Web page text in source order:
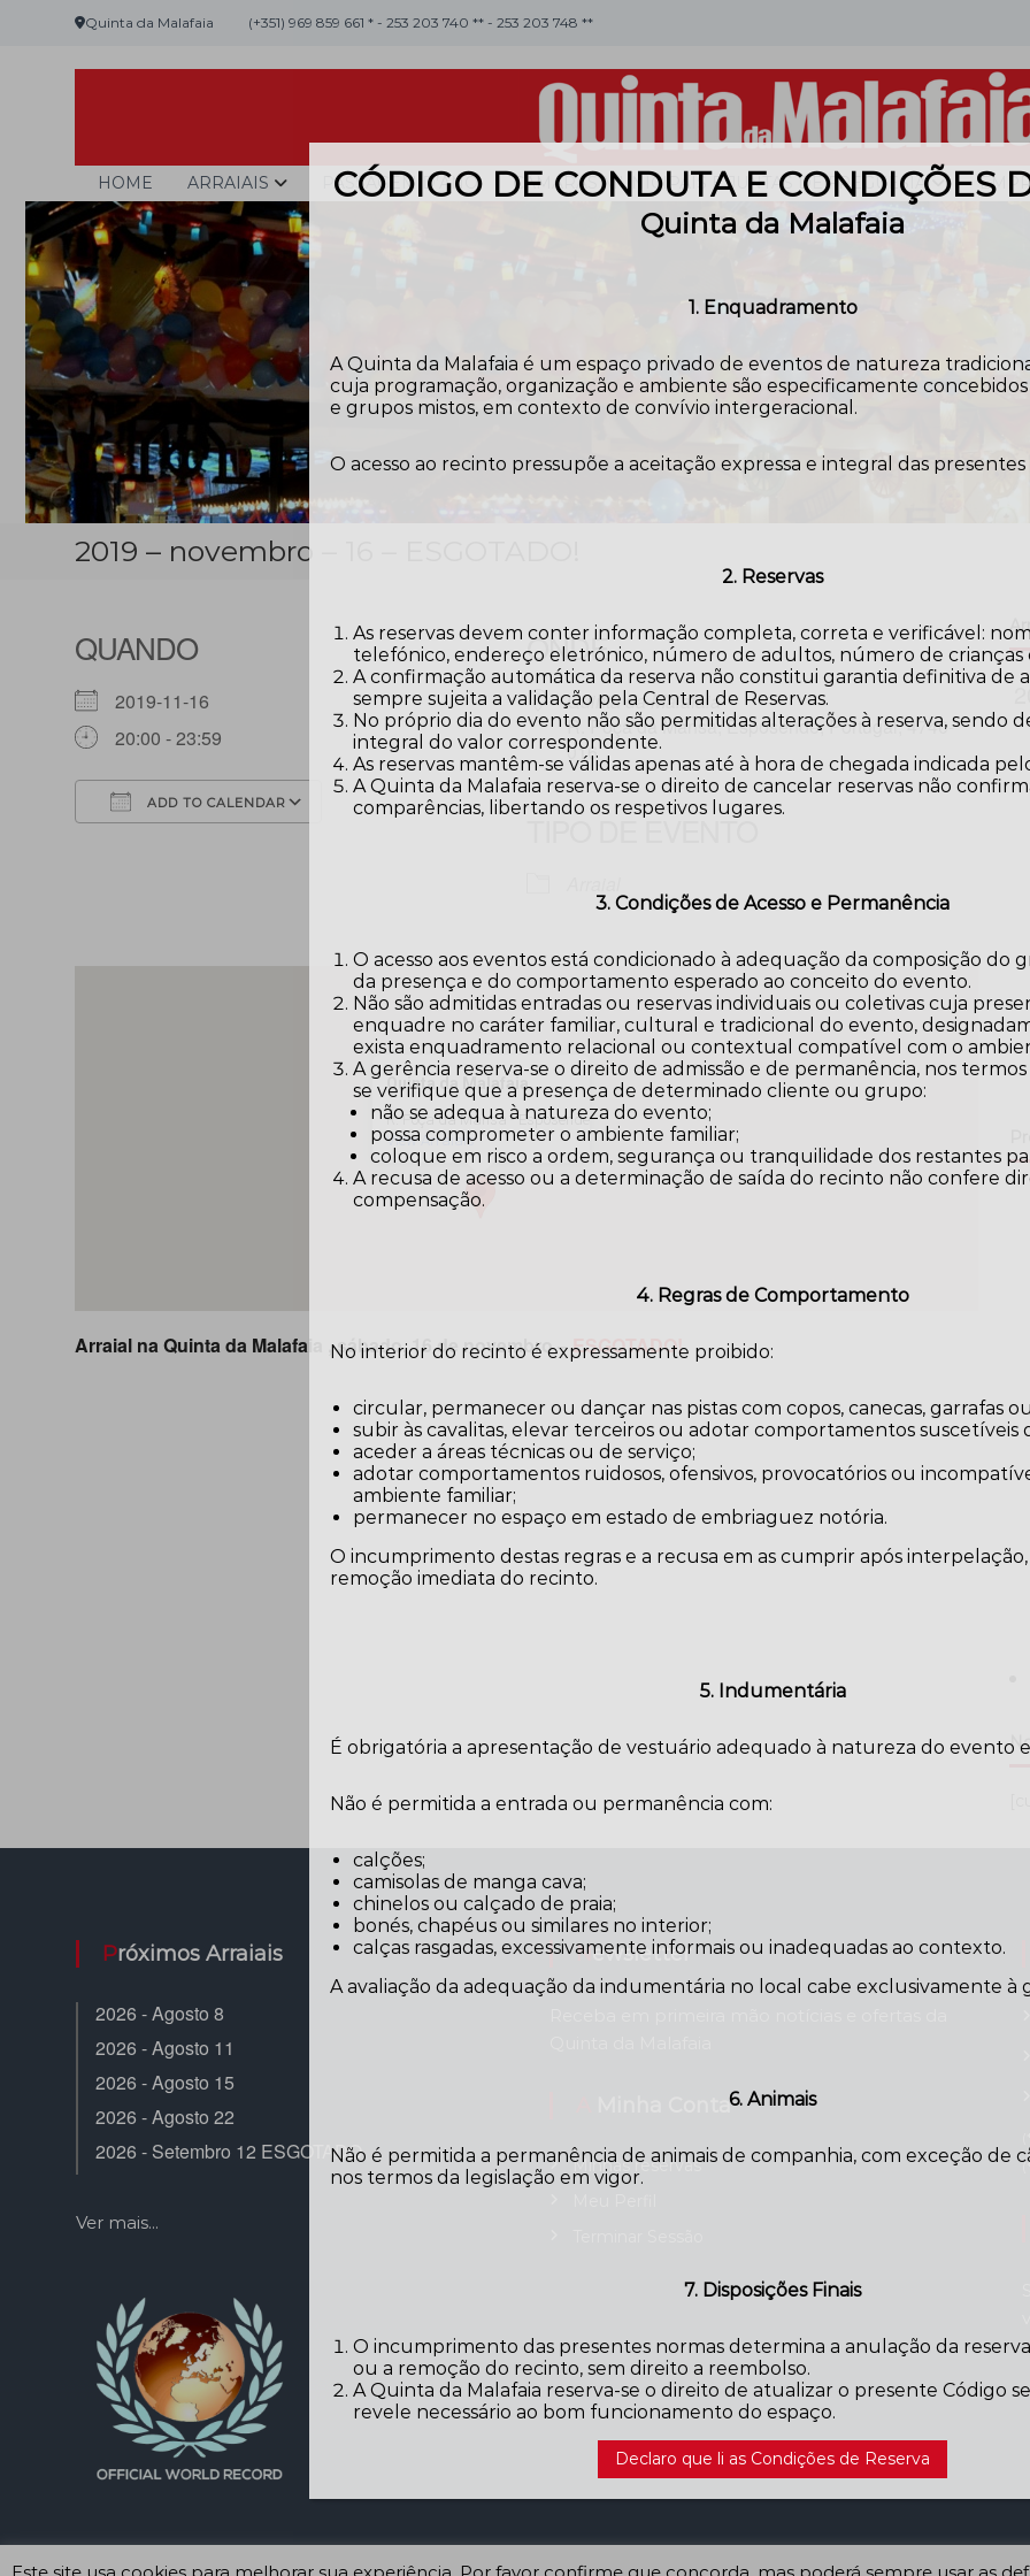
Quinta da Malafaia (+351) 969 859 661 * - 253 203 740 ** - 253 203 748 **
Malafaia
O
maior
arraial
minhoto
do
país
HOME ARRAIAIS PASSAGEM D’ANO CÂMARAS MUNICIPAIS E JUNTAS DE FREGUESIA
2019 – novembro – 16 – ESGOTADO!
QUANDO
2019-11-16
20:00 - 23:59
ADD TO CALENDAR
ONDE
Quinta da Malafaia
R. Poça da Mansa, Esposende, Portugal, 4740-
016
TIPO DE EVENTO
Quinta da Malafaia
R. Poça da Mansa - Esposende
View Arraiais
Arraial na Quinta da Malafaia , sábado, 16 de novembro –ESGOTADO!
Próximos Arraiais
2026 - Agosto 8
2026 - Agosto 11
2026 - Agosto 15
2026 - Agosto 22
2026 - Setembro 12 ESGOTADO
Ver mais...
Newsletter
A Minha Conta
Minhas reservas
CÓDIGO DE CONDUTA E CONDIÇÕES
Quinta da Malafaia
1. Enquadramento
A Quinta da Malafaia é um espaço privado de eventos de natureza
cuja programação, organização e ambiente são especificamente concebidos
e grupos mistos, em contexto de convívio intergeracional.
O acesso ao recinto pressupõe a aceitação expressa e integral das presentes
2. Reservas
As reservas devem conter informação completa, correta e verificável:
telefónico, endereço eletrónico, número de adultos, número de crianças
A confirmação automática da reserva não constitui garantia definitiva de
sempre sujeita a validação pela Central de Reservas.
No próprio dia do evento não são permitidas alterações à reserva, sendo
integral do valor correspondente.
As reservas mantêm-se válidas apenas até à hora de chegada indicada
A Quinta da Malafaia reserva-se o direito de cancelar reservas não
comparências, libertando os respetivos lugares.
3. Condições de Acesso e Permanência
O acesso aos eventos está condicionado à adequação da composição do
da presença e do comportamento esperado ao conceito do evento.
Não são admitidas entradas ou reservas individuais ou coletivas cuja
enquadre no caráter familiar, cultural e tradicional do evento,
exista enquadramento relacional ou contextual compatível com o
A gerência reserva-se o direito de admissão e de permanência, nos
se verifique que a presença de determinado cliente ou grupo:
não se adequa à natureza do evento;
possa comprometer o ambiente familiar;
coloque em risco a ordem, segurança ou tranquilidade dos restantes
A recusa de acesso ou a determinação de saída do recinto não confere
compensação.
4. Regras de Comportamento
No interior do recinto é expressamente proibido:
circular, permanecer ou dançar nas pistas com copos, canecas, garrafas
subir às cavalitas, elevar terceiros ou adotar comportamentos suscetíveis
aceder a áreas técnicas ou de serviço;
adotar comportamentos ruidosos, ofensivos, provocatórios ou
ambiente familiar;
permanecer no espaço em estado de embriaguez notória.
O incumprimento destas regras e a recusa em as cumprir após
remoção imediata do recinto.
5. Indumentária
É obrigatória a apresentação de vestuário adequado à natureza do evento e
Não é permitida a entrada ou permanência com:
calções;
camisolas de manga cava;
chinelos ou calçado de praia;
bonés, chapéus ou similares no interior;
calças rasgadas, excessivamente informais ou inadequadas ao contexto.
A avaliação da adequação da indumentária no local cabe exclusivamente à
6. Animais
Não é permitida a permanência de animais de companhia, com exceção de
nos termos da legislação em vigor.
7. Disposições Finais
O incumprimento das presentes normas determina a anulação da
ou a remoção do recinto, sem direito a reembolso.
A Quinta da Malafaia reserva-se o direito de atualizar o presente Código
revele necessário ao bom funcionamento do espaço.
Declaro que li as Condições de Reserva